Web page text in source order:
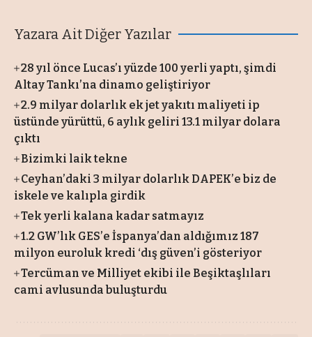
Yazara Ait Diğer Yazılar
28 yıl önce Lucas’ı yüzde 100 yerli yaptı, şimdi
Altay Tankı’na dinamo geliştiriyor
2.9 milyar dolarlık ek jet yakıtı maliyeti ip
üstünde yürüttü, 6 aylık geliri 13.1 milyar dolara
çıktı
Bizimki laik tekne
Ceyhan’daki 3 milyar dolarlık DAPEK’e biz de
iskele ve kalıpla girdik
Tek yerli kalana kadar satmayız
1.2 GW’lık GES’e İspanya’dan aldığımız 187
milyon euroluk kredi ‘dış güven’i gösteriyor
Tercüman ve Milliyet ekibi ile Beşiktaşlıları
cami avlusunda buluşturdu